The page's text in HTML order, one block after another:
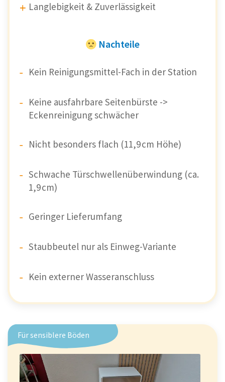
Langlebigkeit & Zuverlässigkeit
Nachteile
Kein Reinigungsmittel-Fach in der Station
Keine ausfahrbare Seitenbürste ->
Eckenreinigung schwächer
Nicht besonders flach (11,9 cm Höhe)
Schwache Türschwellenüberwindung (ca.
1,9 cm)
Geringer Lieferumfang
Staubbeutel nur als Einweg-Variante
Kein externer Wasseranschluss
Für sensiblere Böden